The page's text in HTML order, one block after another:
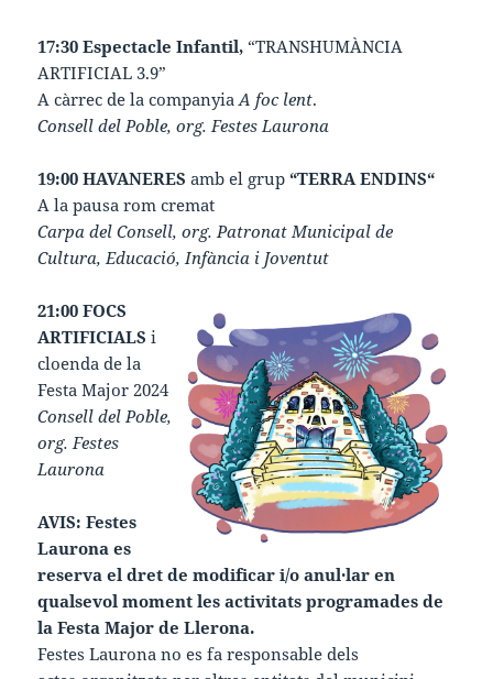
17:30 Espectacle Infantil,“TRANSHUMÀNCIA
ARTIFICIAL 3.9”
A càrrec de la companyiaA foc lent.
Consell del Poble, org. Festes Laurona
19:00 HAVANERES amb el grup“TERRA ENDINS“
A la pausa rom cremat
Carpa del Consell, org. Patronat Municipal de
Cultura, Educació, Infància i Joventut
21:00 FOCS
ARTIFICIALS i
cloenda de la
Festa Major 2024
Consell del Poble,
org. Festes
Laurona
AVIS: Festes
Laurona es
reserva el dret de modificar i/o anul·lar en
qualsevol moment les activitats programades de
la Festa Major de Llerona.
Festes Laurona no es fa responsable dels